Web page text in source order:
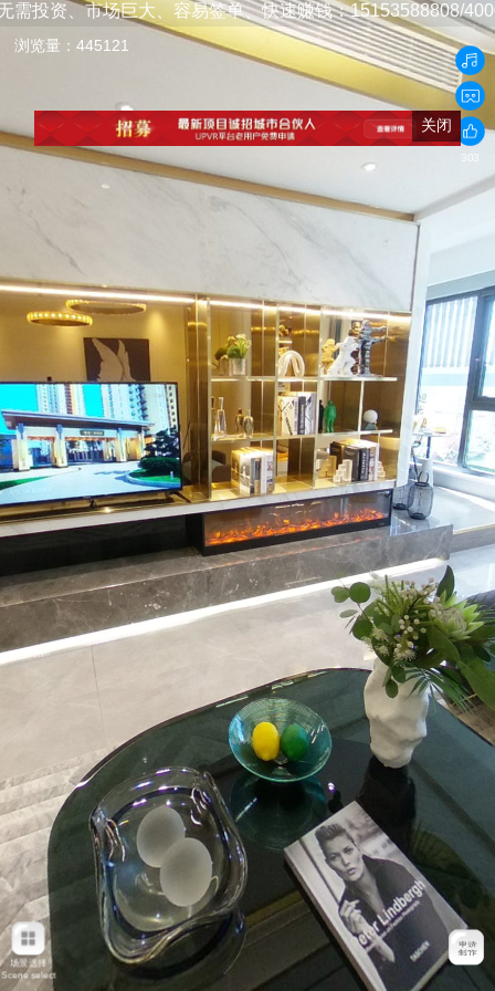
资、市场巨大、容易签单、快速赚钱：15153588808/
浏览量：445121
303
场景选择
Scene select
关闭